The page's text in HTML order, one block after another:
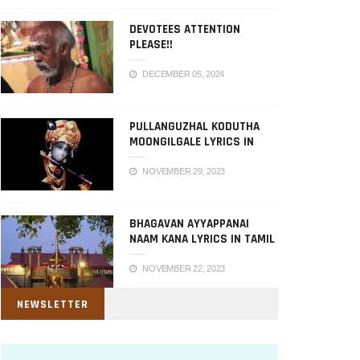
DEVOTEES ATTENTION
PLEASE!!
DECEMBER 05, 2024
PULLANGUZHAL KODUTHA
MOONGILGALE LYRICS IN
TAMIL
NOVEMBER 29, 2023
BHAGAVAN AYYAPPANAI
NAAM KANA LYRICS IN TAMIL
NOVEMBER 22, 2023
NEWSLETTER